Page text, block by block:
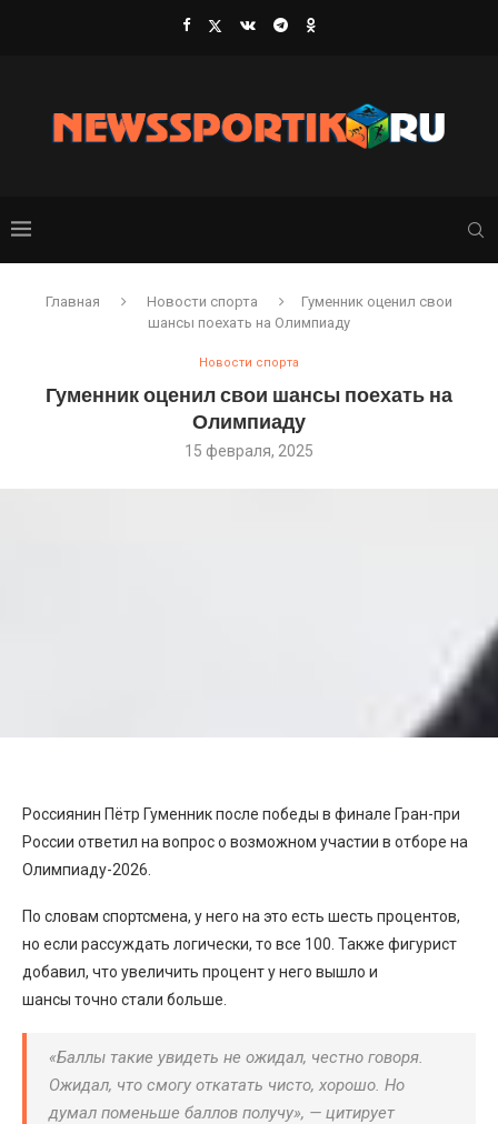
Главная Новости спорта
Гуменник оценил свои
шансы поехать на Олимпиаду
Новости спорта
Гуменник оценил свои шансы поехать на
Олимпиаду
15 февраля, 2025
Россиянин Пётр Гуменник после победы в финале Гран-при
России ответил на вопрос о возможном участии в отборе на
Олимпиаду-2026.
По словам спортсмена, у него на это есть шесть процентов,
но если рассуждать логически, то все 100. Также фигурист
добавил, что увеличить процент у него вышло и
шансы точно стали больше.
«Баллы такие увидеть не ожидал, честно говоря.
Ожидал, что смогу откатать чисто, хорошо. Но
думал поменьше баллов получу», — цитирует